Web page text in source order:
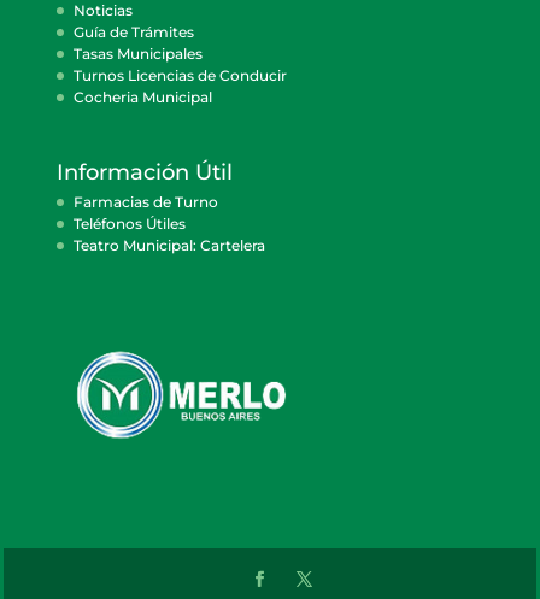
Noticias
Guía de Trámites
Tasas Municipales
Turnos Licencias de Conducir
Cocheria Municipal
Información Útil
Farmacias de Turno
Teléfonos Útiles
Teatro Municipal: Cartelera